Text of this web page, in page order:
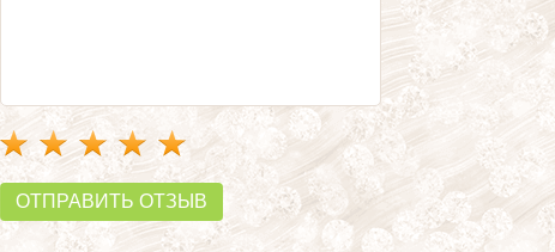
ОТПРАВИТЬ ОТЗЫВ